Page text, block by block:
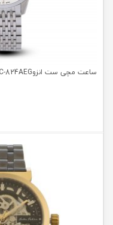
ساعت مچی ست انزوEC-824AEG